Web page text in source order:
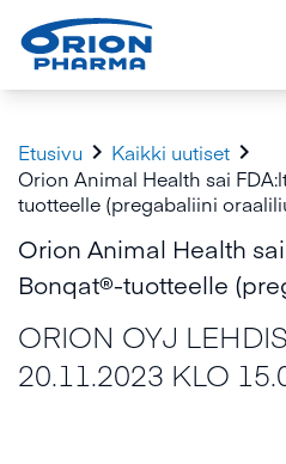
Etusivu  Kaikki uutiset 
Orion Animal Health sai
tuotteelle (pregabaliini
Orion Animal Health
Bonqat®-tuotteelle
ORION OYJ
20.11.2023 KLO